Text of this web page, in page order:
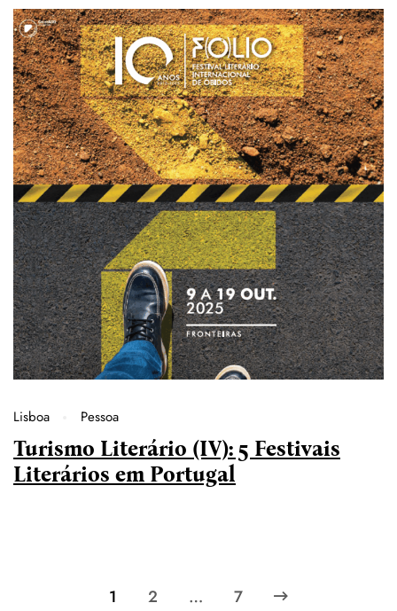
Lisboa Pessoa
Turismo Literário (IV): 5 Festivais
Literários em Portugal
1 2 … 7